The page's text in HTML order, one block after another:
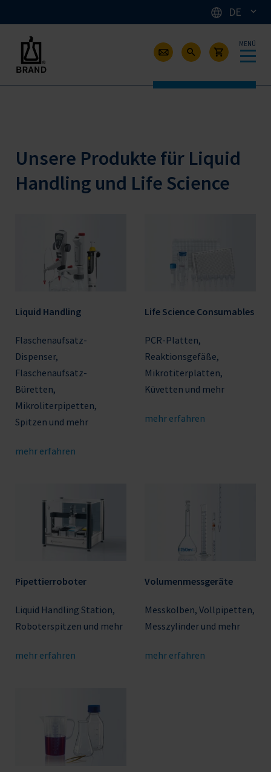
DE
MENÜ
Unsere Produkte für Liquid
Handling und Life Science
Liquid Handling
Flaschenaufsatz-
Dispenser,
Flaschenaufsatz-
Büretten,
Mikroliterpipetten,
Spitzen und mehr
mehr erfahren
Life Science Consumables
PCR-Platten,
Reaktionsgefäße,
Mikrotiterplatten,
Küvetten und mehr
mehr erfahren
Pipettierroboter
Liquid Handling Station,
Roboterspitzen und mehr
mehr erfahren
Volumenmessgeräte
Messkolben, Vollpipetten,
Messzylinder und mehr
mehr erfahren